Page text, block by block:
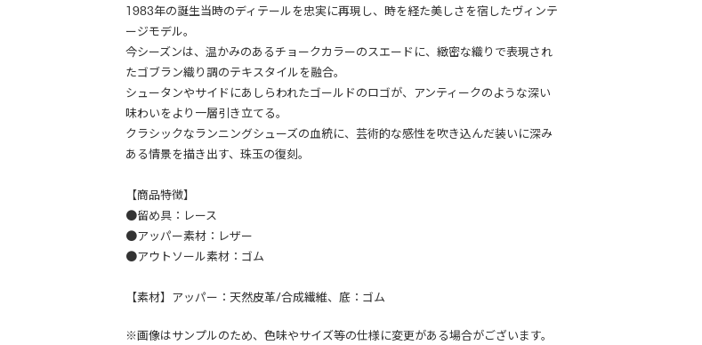
1983年の誕生当時のディテールを忠実に再現し、時を経た美しさを宿したヴィンテ
ージモデル。
今シーズンは、温かみのあるチョークカラーのスエードに、緻密な織りで表現され
たゴブラン織り調のテキスタイルを融合。
シュータンやサイドにあしらわれたゴールドのロゴが、アンティークのような深い
味わいをより一層引き立てる。
クラシックなランニングシューズの血統に、芸術的な感性を吹き込んだ装いに深み
ある情景を描き出す、珠玉の復刻。
【商品特徴】
●留め具：レース
●アッパー素材：レザー
●アウトソール素材：ゴム
【素材】アッパー：天然皮革/合成繊維、底：ゴム
※画像はサンプルのため、色味やサイズ等の仕様に変更がある場合がございます。